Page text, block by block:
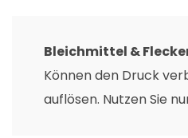
Bleichmittel &
Können den Druck
auflösen. Nutzen Sie